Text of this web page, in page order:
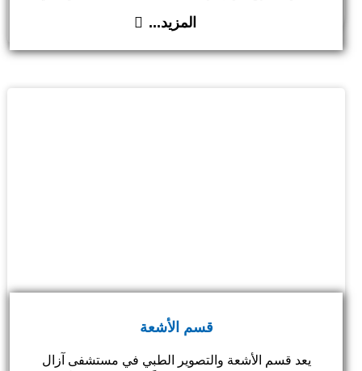
المزيد...
قسم الأشعة
يعد قسم الأشعة والتصوير الطبي في مستشفى آزال